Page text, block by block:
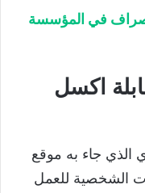
في المؤسسة
اكسل
الذي جاء به موقع
الشخصية للعمل